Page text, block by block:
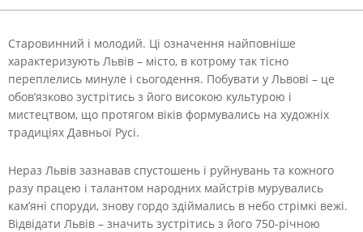
Старовинний і молодий. Ці означення найповніше
характеризують Львів – місто, в котрому так тісно
переплелись минуле і сьогодення. Побувати у Львові – це
обов’язково зустрітись з його високою культурою і
мистецтвом, що протягом віків формувались на художніх
традиціях Давньої Русі.
Нераз Львів зазнавав спустошень і руйнувань та кожного
разу працею і талантом народних майстрів мурувались
кам’яні споруди, знову гордо здіймались в небо стрімкі вежі.
Відвідати Львів – значить зустрітись з його 750-річною